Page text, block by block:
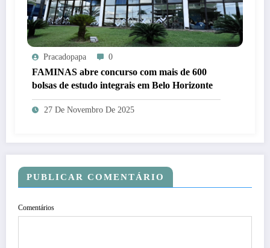
Pracadopapa 0
FAMINAS abre concurso com mais de 600
bolsas de estudo integrais em Belo Horizonte
27 De Novembro De 2025
PUBLICAR COMENTÁRIO
Comentários